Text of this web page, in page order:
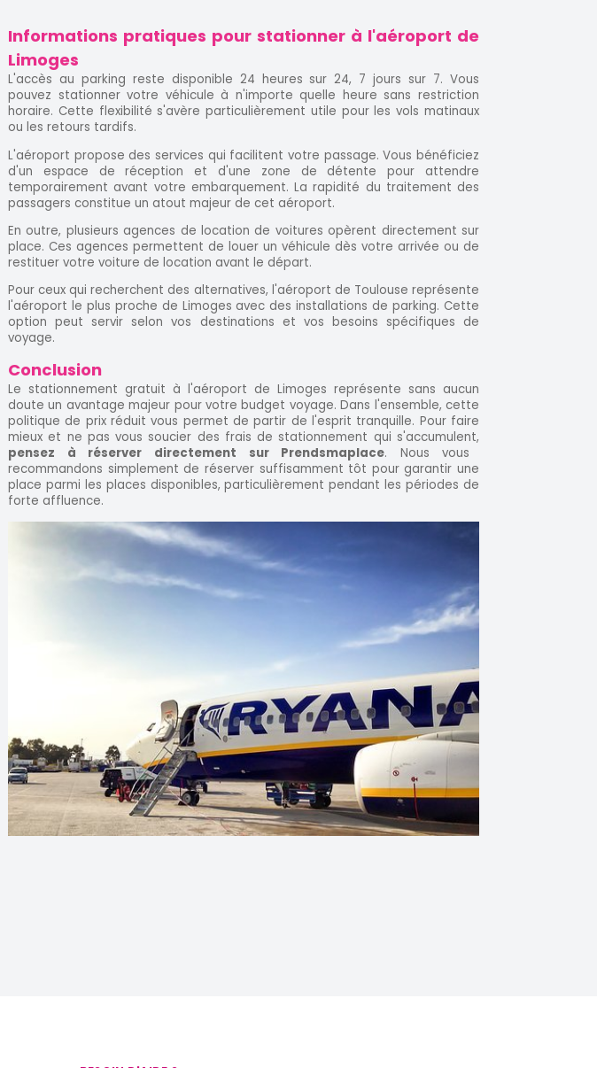
Informations pratiques pour stationner à l'aéroport de
Limoges
L'accès au parking reste disponible 24 heures sur 24, 7 jours sur 7. Vous
pouvez stationner votre véhicule à n'importe quelle heure sans restriction
horaire. Cette flexibilité s'avère particulièrement utile pour les vols matinaux
ou les retours tardifs.
L'aéroport propose des services qui facilitent votre passage. Vous bénéficiez
d'un espace de réception et d'une zone de détente pour attendre
temporairement avant votre embarquement. La rapidité du traitement des
passagers constitue un atout majeur de cet aéroport.
En outre, plusieurs agences de location de voitures opèrent directement sur
place. Ces agences permettent de louer un véhicule dès votre arrivée ou de
restituer votre voiture de location avant le départ.
Pour ceux qui recherchent des alternatives, l'aéroport de Toulouse représente
l'aéroport le plus proche de Limoges avec des installations de parking. Cette
option peut servir selon vos destinations et vos besoins spécifiques de
voyage.
Conclusion
Le stationnement gratuit à l'aéroport de Limoges représente sans aucun
doute un avantage majeur pour votre budget voyage. Dans l'ensemble, cette
politique de prix réduit vous permet de partir de l'esprit tranquille. Pour faire
mieux et ne pas vous soucier des frais de stationnement qui s'accumulent,
pensez à réserver directement sur Prendsmaplace. Nous vous
recommandons simplement de réserver suffisamment tôt pour garantir une
place parmi les places disponibles, particulièrement pendant les périodes de
forte affluence.